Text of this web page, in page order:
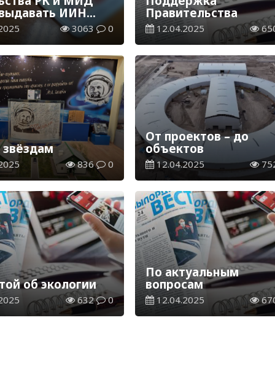
ИИН
временно
в
3063 0
Правительства
12.04.2025
звёздам
836 0
От проектов – до
объектов
12.04.2025
об экологии
632 0
По актуальным
вопросам
12.04.2025